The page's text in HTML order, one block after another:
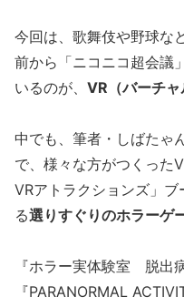
今回は、歌舞伎や野球な
前から「ニコニコ超会議
いるのが、 VR（バーチャ
中でも、筆者・しばたゃ
で、様々な方がつくった
VRアトラクションズ」
る選りすぐりのホラーゲ
『ホラー実体験室 脱出
『PARANORMAL